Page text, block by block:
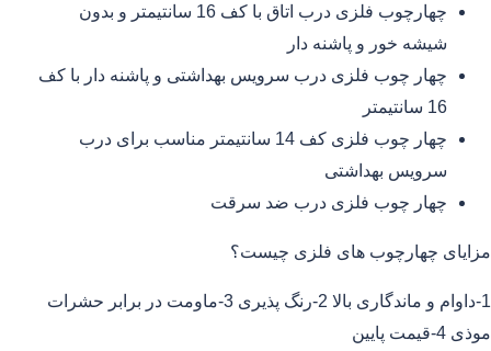
چهارچوب فلزی درب اتاق با کف 16 سانتیمتر و بدون
شیشه خور و پاشنه دار
چهار چوب فلزی درب سرویس بهداشتی و پاشنه دار با کف
16 سانتیمتر
چهار چوب فلزی کف 14 سانتیمتر مناسب برای درب
سرویس بهداشتی
چهار چوب فلزی درب ضد سرقت
مزایای چهارچوب های فلزی چیست؟
1-داوام و ماندگاری بالا 2-رنگ پذیری 3-ماومت در برابر حشرات
موذی 4-قیمت پایین